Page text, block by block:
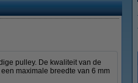
pulley. De kwaliteit van de
maximale breedte van 6 mm